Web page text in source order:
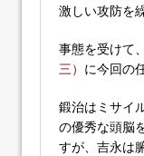
激しい攻防を
事態を受けて、
三） に今回の
鍛治はミサイ
の優秀な頭脳
すが、吉永は